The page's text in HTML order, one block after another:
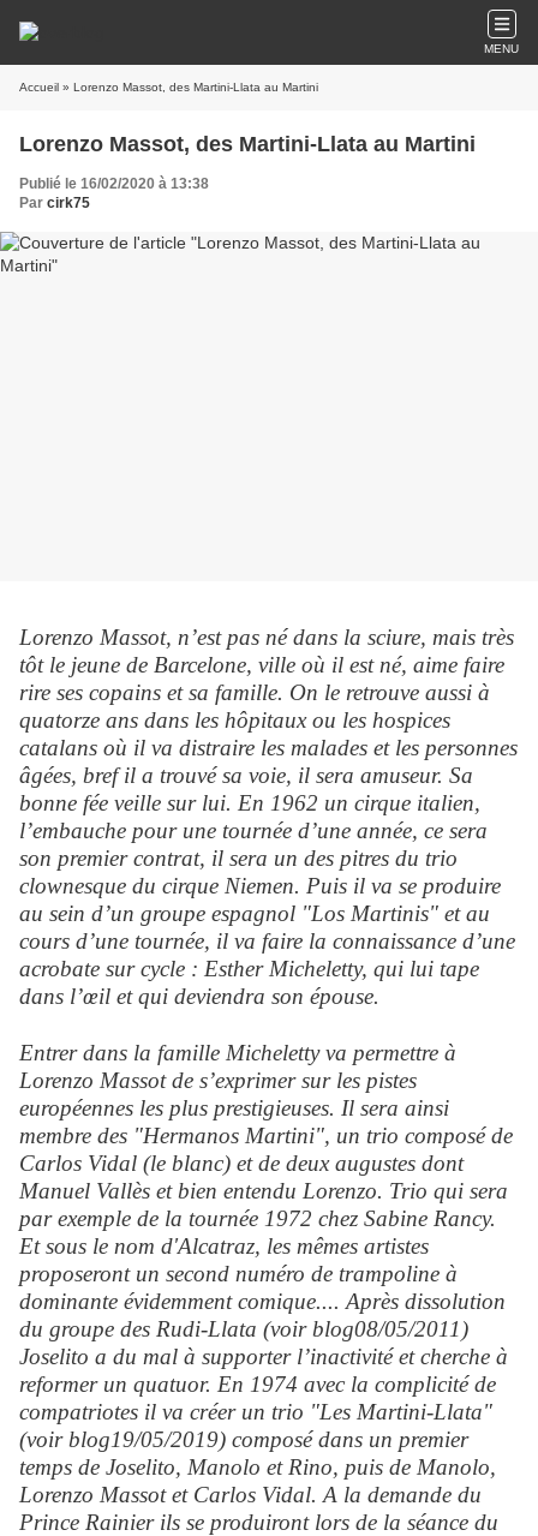
MENU
Accueil » Lorenzo Massot, des Martini-Llata au Martini
Lorenzo Massot, des Martini-Llata au Martini
Publié le 16/02/2020 à 13:38
Par cirk75
Lorenzo Massot, n’est pas né dans la sciure, mais très
tôt le jeune de Barcelone, ville où il est né, aime faire
rire ses copains et sa famille. On le retrouve aussi à
quatorze ans dans les hôpitaux ou les hospices
catalans où il va distraire les malades et les personnes
âgées, bref il a trouvé sa voie, il sera amuseur. Sa
bonne fée veille sur lui. En 1962 un cirque italien,
l’embauche pour une tournée d’une année, ce sera
son premier contrat, il sera un des pitres du trio
clownesque du cirque Niemen. Puis il va se produire
au sein d’un groupe espagnol "Los Martinis" et au
cours d’une tournée, il va faire la connaissance d’une
acrobate sur cycle : Esther Micheletty, qui lui tape
dans l’œil et qui deviendra son épouse.
Entrer dans la famille Micheletty va permettre à
Lorenzo Massot de s’exprimer sur les pistes
européennes les plus prestigieuses. Il sera ainsi
membre des "Hermanos Martini", un trio composé de
Carlos Vidal (le blanc) et de deux augustes dont
Manuel Vallès et bien entendu Lorenzo. Trio qui sera
par exemple de la tournée 1972 chez Sabine Rancy.
Et sous le nom d'Alcatraz, les mêmes artistes
proposeront un second numéro de trampoline à
dominante évidemment comique.... Après dissolution
du groupe des Rudi-Llata (voir blog08/05/2011)
Joselito a du mal à supporter l’inactivité et cherche à
reformer un quatuor. En 1974 avec la complicité de
compatriotes il va créer un trio "Les Martini-Llata"
(voir blog19/05/2019) composé dans un premier
temps de Joselito, Manolo et Rino, puis de Manolo,
Lorenzo Massot et Carlos Vidal. A la demande du
Prince Rainier ils se produiront lors de la séance du